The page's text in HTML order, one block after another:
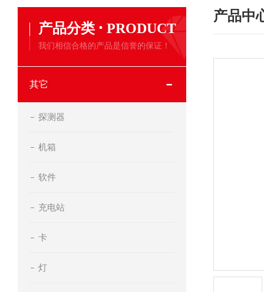
产品分类 · PRODUCT
我们相信合格的产品是信誉的保证！
其它
探测器
机箱
软件
充电站
卡
灯
产品中